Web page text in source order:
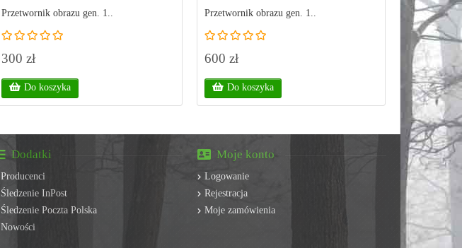
Przetwornik obrazu gen. 1..
300 zł
Do koszyka
Przetwornik obrazu gen. 1..
600 zł
Do koszyka
180 zł
Do
Dodatki
Producenci
Śledzenie InPost
Śledzenie Poczta Polska
Nowości
Moje konto
Logowanie
Rejestracja
Moje zamówienia